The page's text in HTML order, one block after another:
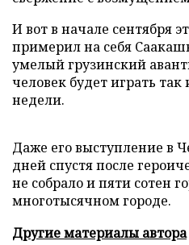
И вот в начале сентября
примерил на себя
умелый грузинский
человек будет играть
недели.
Даже его выступление в
дней спустя после
не собрало и пяти сотен
многотысячном городе.
Другие материалы автора